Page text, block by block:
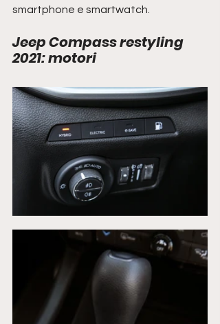
smartphone e smartwatch.
Jeep Compass restyling
2021: motori